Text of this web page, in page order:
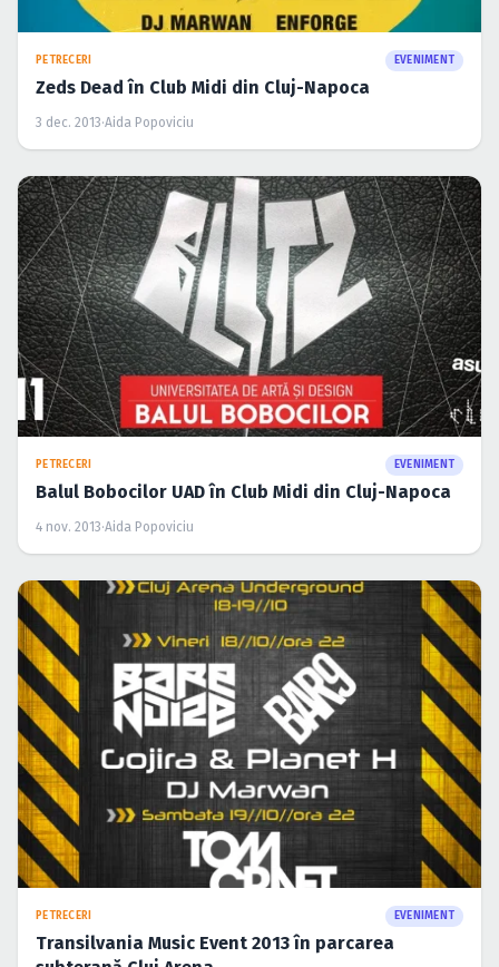
Caută în site...
PETRECERI EVENIMENT
Zeds Dead în Club Midi din Cluj-Napoca
3 dec. 2013·Aida Popoviciu
PETRECERI EVENIMENT
Balul Bobocilor UAD în Club Midi din Cluj-Napoca
4 nov. 2013·Aida Popoviciu
PETRECERI EVENIMENT
Transilvania Music Event 2013 în parcarea